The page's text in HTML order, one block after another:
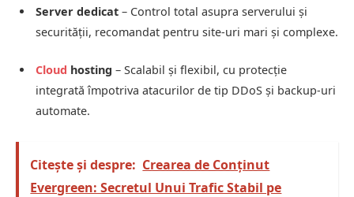
Server dedicat – Control total asupra serverului și
securității, recomandat pentru site-uri mari și complexe.
Cloud hosting – Scalabil și flexibil, cu protecție
integrată împotriva atacurilor de tip DDoS și backup-uri
automate.
Citește și despre: Crearea de Conținut
Evergreen: Secretul Unui Trafic Stabil pe